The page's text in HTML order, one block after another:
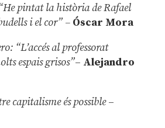
pintat la història de Rafael
i el cor” –Óscar Mora
“L’accés al professorat
espais grisos”– Alejandro
capitalisme és possible –